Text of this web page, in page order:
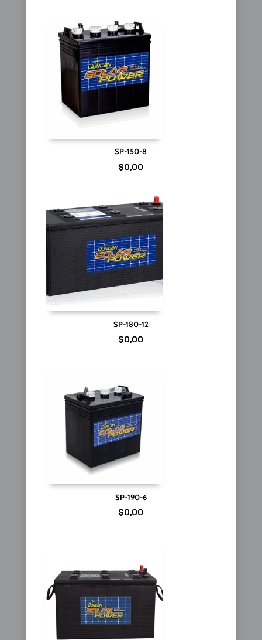
SP-150-8
$0,00
SP-180-12
$0,00
SP-190-6
$0,00